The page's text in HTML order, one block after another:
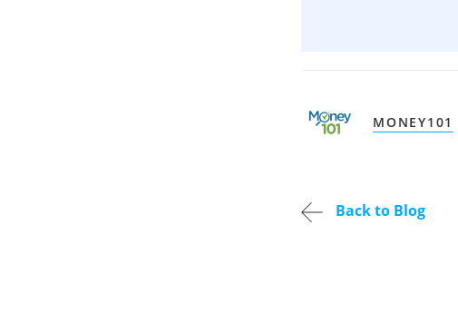
MONEY101
Back to Blog